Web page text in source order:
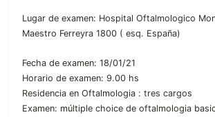
Lugar de examen: Hospital Oftalmologico
Maestro Ferreyra 1800 ( esq. España)
Fecha de examen: 18/01/21
Horario de examen: 9.00 hs
Residencia en Oftalmologia : tres cargos
Examen: múltiple choice de oftalmologia